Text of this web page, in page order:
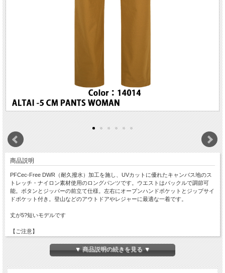
商品説明
PFCec-Free DWR（耐久撥水）加工を施し、UVカットに優れたキャンバス地のス
トレッチ・ナイロン素材使用のロングパンツです。ウエストはバックルで調節可
能。ボタンとジッパーの前立て仕様。左右にオープンハンドポケットとジップサイ
ドポケット付き。登山などのアウトドアやレジャーに最適な一着です。
丈が5?短いモデルです
【ご注意】
・特価品につき返品・交換はできません。
・店舗でも同時販売しておりますので時間差で完売になる場合がございます。
以上、予めご了承ください。
▼ 商品説明の続きを見る ▼